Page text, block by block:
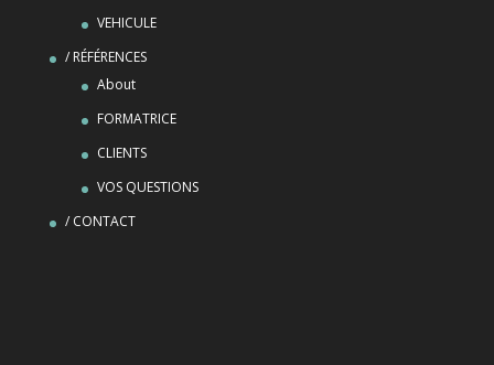
VEHICULE
/ RÉFÉRENCES
About
FORMATRICE
CLIENTS
VOS QUESTIONS
/ CONTACT